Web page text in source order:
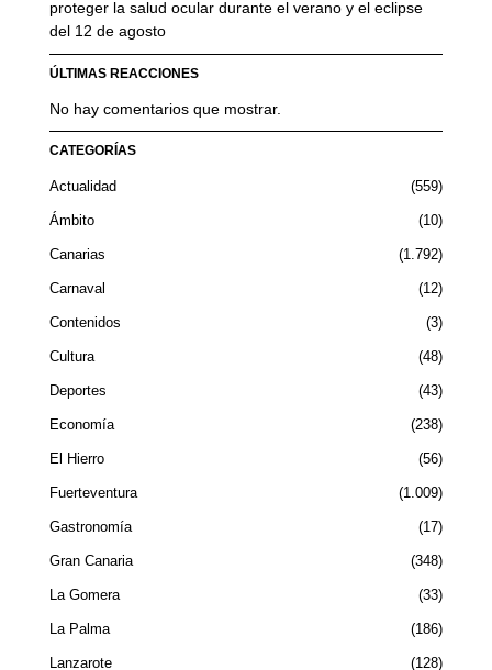
proteger la salud ocular durante el verano y el eclipse
del 12 de agosto
ÚLTIMAS REACCIONES
No hay comentarios que mostrar.
CATEGORÍAS
Actualidad 559
Ámbito 10
Canarias 1.792
Carnaval 12
Contenidos 3
Cultura 48
Deportes 43
Economía 238
El Hierro 56
Fuerteventura 1.009
Gastronomía 17
Gran Canaria 348
La Gomera 33
La Palma 186
Lanzarote 128